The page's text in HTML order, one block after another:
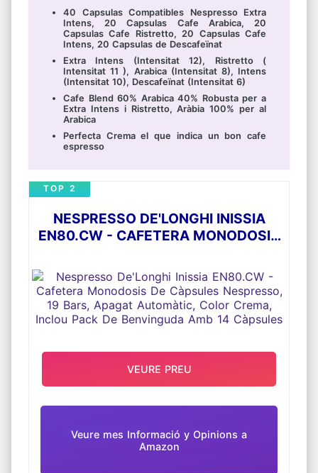
40 Capsulas Compatibles Nespresso Extra
Intens, 20 Capsulas Cafe Arabica, 20
Capsulas Cafe Ristretto, 20 Capsulas Cafe
Intens, 20 Capsulas de Descafeïnat
Extra Intens (Intensitat 12), Ristretto (
Intensitat 11 ), Arabica (Intensitat 8), Intens
(Intensitat 10), Descafeïnat (Intensitat 6)
Cafe Blend 60% Arabica 40% Robusta per a
Extra Intens i Ristretto, Aràbia 100% per al
Arabica
Perfecta Crema el que indica un bon cafe
espresso
NESPRESSO DE'LONGHI INISSIA
EN80.CW - CAFETERA MONODOSIS
APAGAT AUTOMÀTIC, COLOR
CREMA, INCLOU PACK DE
BENVINGUDA AMB 14 CÀPSULES
TOP 2
Veure mes Informació y Opinions a
Amazon
VEURE PREU